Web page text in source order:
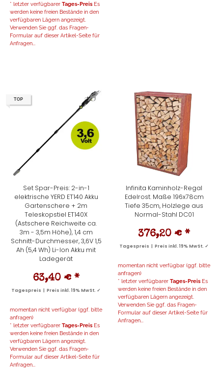
* letzter verfügbarer Tages-Preis Es
werden keine freien Bestände in den
verfügbaren Lägern angezeigt.
Verwenden Sie ggf. das Fragen-
Formular auf dieser Artikel-Seite für
Anfragen...
TOP
Set Spar-Preis: 2-in-1
elektrische YERD ET140 Akku
Gartenschere + 2m
Teleskopstiel ET140X
(Astschere Reichweite ca.
3m - 3,5m Höhe), 1,4 cm
Schnitt-Durchmesser, 3,6V 1,5
Ah (5,4 Wh) Li-Ion Akku mit
Ladegerät
63,40 € *
Tagespreis | Preis inkl. 19% MwSt. ✓
momentan nicht verfügbar (ggf. bitte
anfragen)
* letzter verfügbarer Tages-Preis Es
werden keine freien Bestände in den
verfügbaren Lägern angezeigt.
Verwenden Sie ggf. das Fragen-
Formular auf dieser Artikel-Seite für
Anfragen...
Infinita Kaminholz-Regal
Edelrost. Maße 196x78cm
Tiefe 35cm, Holzlege aus
Normal-Stahl DC01
376,20 € *
Tagespreis | Preis inkl. 19% MwSt. ✓
momentan nicht verfügbar (ggf. bitte
anfragen)
* letzter verfügbarer Tages-Preis Es
werden keine freien Bestände in den
verfügbaren Lägern angezeigt.
Verwenden Sie ggf. das Fragen-
Formular auf dieser Artikel-Seite für
Anfragen...